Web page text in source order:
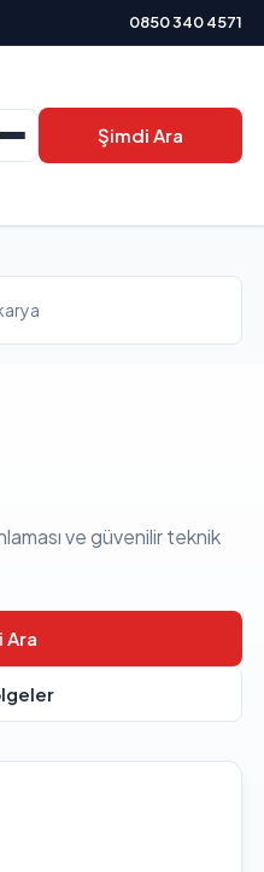
0850 340 4571
Şimdi Ara
ve güvenilir teknik
Ara